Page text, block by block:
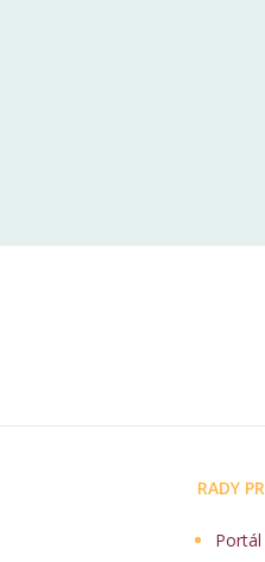
RADY